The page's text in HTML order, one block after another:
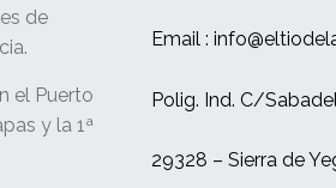
de
el Puerto
y la 1ª
Email :
Polig. Ind. C/
29328 – Sierra de